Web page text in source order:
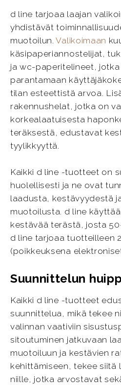
d line tarjoaa laajan
yhdistävät
muotoilun.Valikoimaan
käsipaperiannostelijat,
ja wc-paperitelineet,
parantamaan
tilan esteettistä arvoa.
rakennushelat, jotka on
korkealaatuisesta
teräksestä, edustavat
tyylikkyyttä.
Kaikki d line -tuotteet on
huolellisesti ja ne ovat
laadusta, kestävyydestä
muotoilusta. d line
kestävää terästä, josta
d line tarjoaa tuotteilleen
(poikkeuksena
Suunnittelun
Kaikki d line -tuotteet
suunnittelua, mikä tekee
valinnan vaativiin
sitoutuminen jatkuvaan
muotoiluun ja kestävien
kehittämiseen, tekee siitä
niille, jotka arvostavat